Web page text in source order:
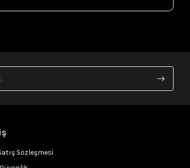
Sözleşmesi